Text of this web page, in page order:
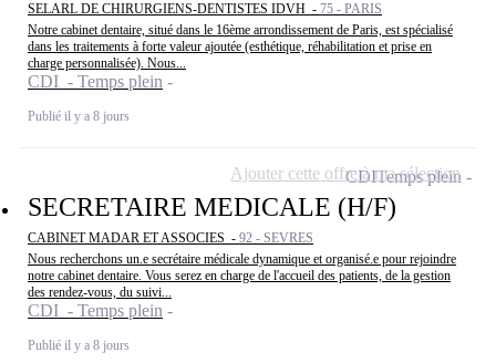
SELARL DE CHIRURGIENS-DENTISTES IDVH - 75 - PARIS
Notre cabinet dentaire, situé dans le 16ème arrondissement de Paris, est spécialisé
dans les traitements à forte valeur ajoutée (esthétique, réhabilitation et prise en
charge personnalisée). Nous...
CDI - Temps plein
Publié il y a 8 jours
SECRETAIRE MEDICALE (H/F)
CABINET MADAR ET ASSOCIES - 92 - SEVRES
Nous recherchons un.e secrétaire médicale dynamique et organisé.e pour rejoindre
notre cabinet dentaire. Vous serez en charge de l'accueil des patients, de la gestion
des rendez-vous, du suivi...
CDI - Temps plein
Publié il y a 8 jours
CDITemps plein
Ajouter cette offre à ma sélection